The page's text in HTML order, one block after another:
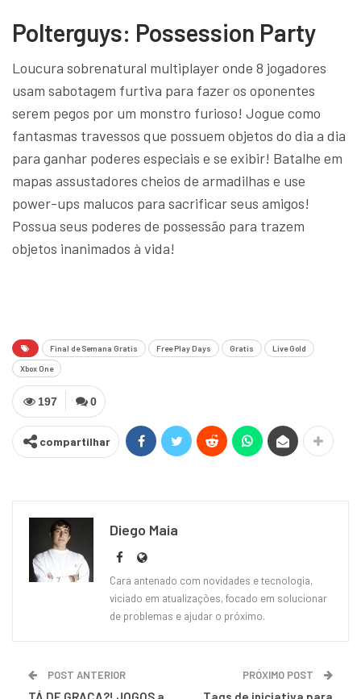
Polterguys: Possession Party
Loucura sobrenatural multiplayer onde 8 jogadores
usam sabotagem furtiva para fazer os oponentes
serem pegos por um monstro furioso! Jogue como
fantasmas travessos que possuem objetos do dia a dia
para ganhar poderes especiais e se exibir! Batalhe em
mapas assustadores cheios de armadilhas e use
power-ups malucos para sacrificar seus amigos!
Possua seus poderes de possessão para trazem
objetos inanimados à vida!
Final de Semana Gratis Free Play Days Gratis Live Gold
Xbox One
0
197
compartilhar
Diego Maia
Cara antenado com novidades e tecnologia,
viciado em atualizações, focado em solucionar
de problemas e ajudar o próximo.
POST ANTERIOR PRÓXIMO POST